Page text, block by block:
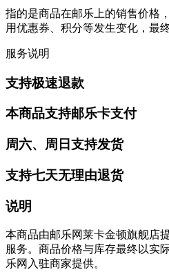
指的是商品在邮乐上的销售价格
用优惠券、积分等发生变化，最
服务说明
支持极速退款
本商品支持邮乐卡支付
周六、周日支持发货
支持七天无理由退货
说明
本商品由邮乐网莱卡金顿旗舰店
服务。商品价格与库存最终以实
乐网入驻商家提供。